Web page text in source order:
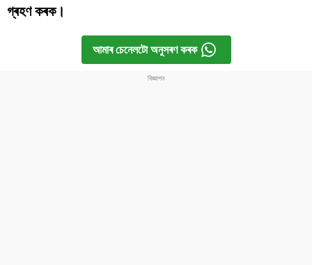
গ্ৰহণ কৰক।
আমাৰ চেনেলটো অনুসৰণ কৰক